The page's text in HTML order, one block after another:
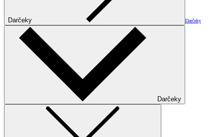
Darčeky Darčeky
Darčeky